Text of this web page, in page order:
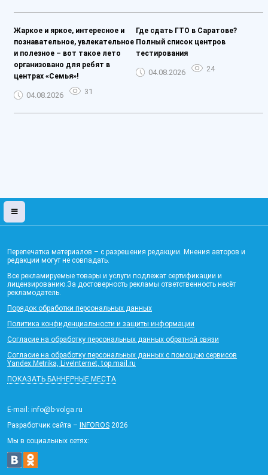
Жаркое и яркое, интересное и
познавательное, увлекательное
и полезное – вот такое лето
организовано для ребят в
центрах «Семья»!
04.08.2026 31
Где сдать ГТО в Саратове?
Полный список центров
тестирования
04.08.2026 24
Перепечатка материалов – с разрешения редакции. Мнения авторов и
редакции могут не совпадать.
Все рекламируемые товары и услуги подлежат сертификации и
лицензированию.За достоверность рекламы ответственность несёт
рекламодатель.
Порядок обработки персональных данных
Политика конфиденциальности и защиты информации
Согласие на обработку персональных данных обратной связи
Согласие на обработку персональных данных с помощью сервисов
Yandex.Metrika, LiveInternet, top.mail.ru
ПОКАЗАТЬ БАННЕРНЫЕ МЕСТА
E-mail: info@b-volga.ru
Разработчик сайта – INFOROS 2026
Мы в социальных сетях: